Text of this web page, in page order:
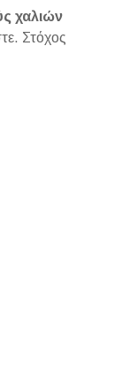
χαλιών
Στόχος